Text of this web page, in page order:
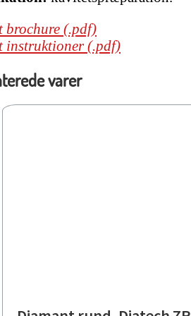
brochure (.pdf)
instruktioner (.pdf)
varer